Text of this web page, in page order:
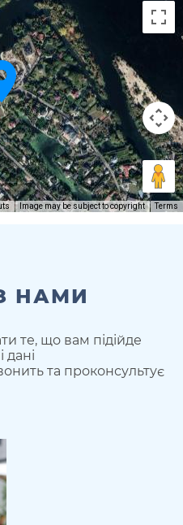
Image may be subject to copyright Terms
НАМИ
те, що вам підійде
та проконсультує